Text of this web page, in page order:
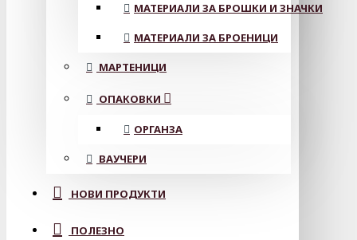
МАТЕРИАЛИ ЗА БРОШКИ И ЗНАЧКИ
МАТЕРИАЛИ ЗА БРОЕНИЦИ
МАРТЕНИЦИ
ОПАКОВКИ
ОРГАНЗА
ВАУЧЕРИ
НОВИ ПРОДУКТИ
ПОЛЕЗНО